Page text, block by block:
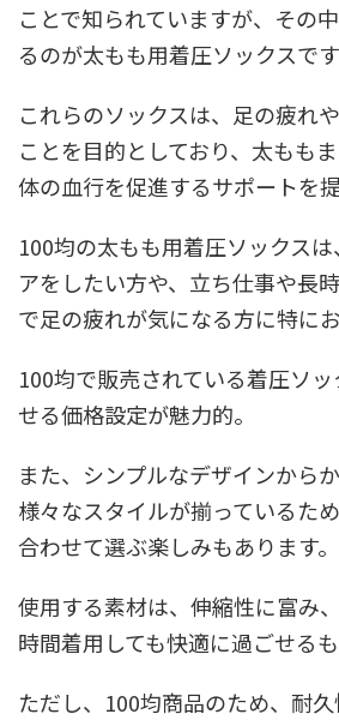
ことで知られていますが、その
るのが太もも用着圧ソックスです
これらのソックスは、足の疲れ
ことを目的としており、太もも
体の血行を促進するサポートを提
100均の太もも用着圧ソックス
アをしたい方や、立ち仕事や長
で足の疲れが気になる方に特にお
100均で販売されている着圧ソ
せる価格設定が魅力的。
また、シンプルなデザインからか
様々なスタイルが揃っているた
合わせて選ぶ楽しみもあります。
使用する素材は、伸縮性に富み
時間着用しても快適に過ごせるも
ただし、100均商品のため、耐